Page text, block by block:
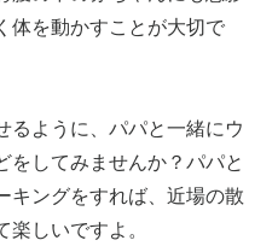
体を動かすことが大切で
るように、パパと一緒にウ
をしてみませんか？パパと
キングをすれば、近場の散
しいですよ。